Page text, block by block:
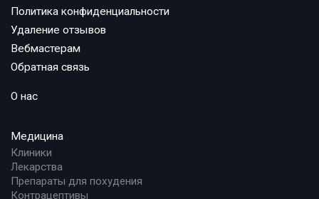
Политика конфиденциальности
Удаление отзывов
Вебмастерам
Обратная связь
О нас
Медицина
Клиники
Лекарства
Препараты для похудения
Контрацептивы